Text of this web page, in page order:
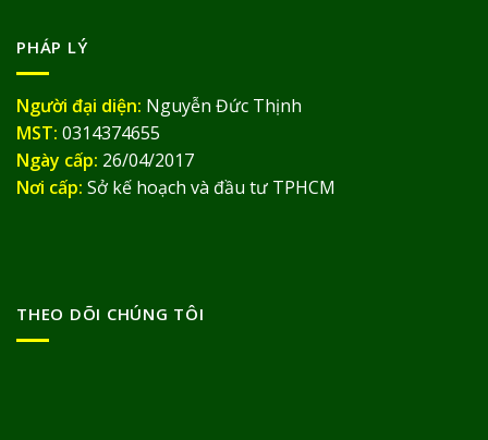
PHÁP LÝ
Người đại diện: Nguyễn Đức Thịnh
MST: 0314374655
Ngày cấp: 26/04/2017
Nơi cấp: Sở kế hoạch và đầu tư TPHCM
THEO DÕI CHÚNG TÔI